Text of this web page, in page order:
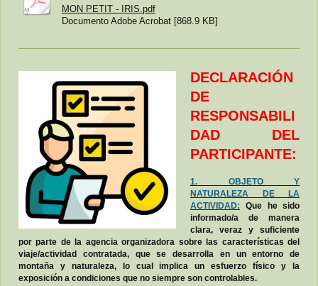
MON PETIT - IRIS.pdf
Documento Adobe Acrobat [868.9 KB]
DECLARACIÓN
DE
RESPONSABILI
DAD DEL
PARTICIPANTE:
1. OBJETO Y
NATURALEZA DE LA
ACTIVIDAD:
Que he sido
informado/a de manera
clara, veraz y suficiente
por parte de la agencia organizadora sobre las características del
viaje/actividad contratada, que se desarrolla en un entorno de
montaña y naturaleza, lo cual implica un esfuerzo físico y la
exposición a condiciones que no siempre son controlables.